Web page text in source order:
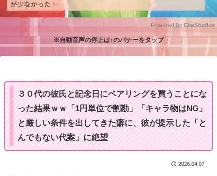
M
Powered by GliaStudios
※自動音声の停止は↑のバナーをタップ
３０代の彼氏と記念日にペアリングを買うことにな
った結果ｗｗ「1円単位で割勘」「キャラ物はNG」
と厳しい条件を出してきた癖に、彼が提示した「と
んでもない代案」に絶望
2026.04.07